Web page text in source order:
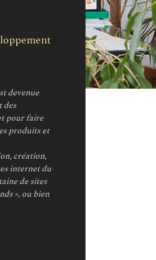
devenue
des
pour faire
produits et
création,
internet du
de sites
», ou bien